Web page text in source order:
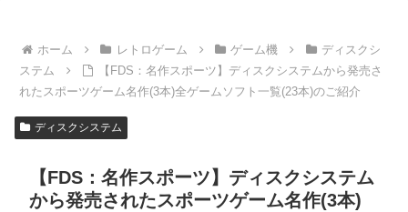
ホーム レトロゲーム ゲーム機
ディスクシ
ステム
【FDS：名作スポーツ】ディスクシステムから発売さ
れたスポーツゲーム名作(3本)全ゲームソフト一覧(23本)のご紹介
ディスクシステム
【FDS：名作スポーツ】ディスクシステム
から発売されたスポーツゲーム名作(3本)